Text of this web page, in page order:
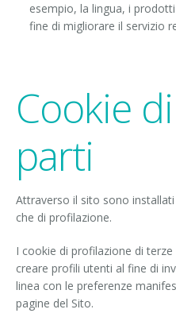
esempio, la lingua, i
fine di migliorare il servizio
Cookie
parti
Attraverso il sito sono
che di profilazione.
I cookie di profilazione di
creare profili utenti al fine di
linea con le preferenze
pagine del Sito.